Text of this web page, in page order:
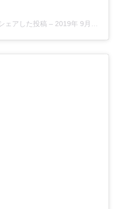
ェアした投稿 – 2019年 9月月24日午前12時25分PDT